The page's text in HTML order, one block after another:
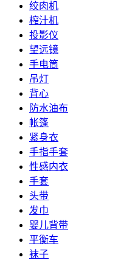
绞肉机
榨汁机
投影仪
望远镜
手电筒
吊灯
背心
防水油布
帐篷
紧身衣
手指手套
性感内衣
手套
头带
发巾
婴儿背带
平衡车
袜子